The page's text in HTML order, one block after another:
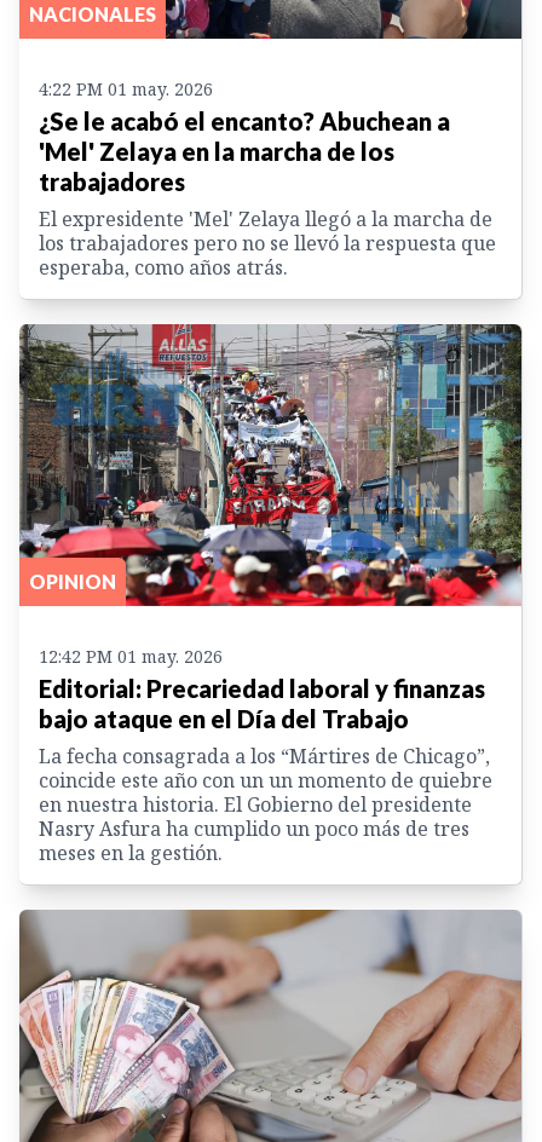
NACIONALES
4:22 PM 01 may. 2026
¿Se le acabó el encanto? Abuchean a
'Mel' Zelaya en la marcha de los
trabajadores
El expresidente 'Mel' Zelaya llegó a la marcha de
los trabajadores pero no se llevó la respuesta que
esperaba, como años atrás.
OPINION
12:42 PM 01 may. 2026
Editorial: Precariedad laboral y finanzas
bajo ataque en el Día del Trabajo
La fecha consagrada a los “Mártires de Chicago”,
coincide este año con un un momento de quiebre
en nuestra historia. El Gobierno del presidente
Nasry Asfura ha cumplido un poco más de tres
meses en la gestión.